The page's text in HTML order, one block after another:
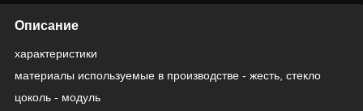
Описание
характеристики
материалы используемые в производстве - жесть, стекло
цоколь - модуль